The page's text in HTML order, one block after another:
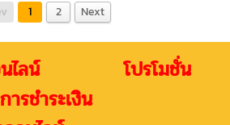
1 2 Next
อนไลน์ โปรโมชั่น
า การชำระเงิน